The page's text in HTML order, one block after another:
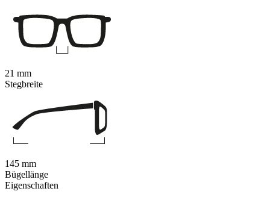
Eigenschaften
21 mm
Stegbreite
145 mm
Bügellänge